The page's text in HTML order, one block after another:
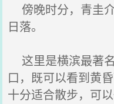
傍晚时分，青圭
日落。
这里是横滨最著
口，既可以看到黄
十分适合散步，可以